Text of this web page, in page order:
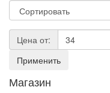
Цена от:
Применить
Магазин